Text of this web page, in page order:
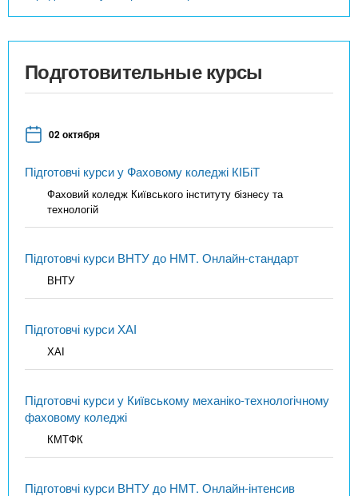
Подготовительные курсы
02 октября
Підготовчі курси у Фаховому коледжі КІБіТ
Фаховий коледж Київського інституту бізнесу та
технологій
Підготовчі курси ВНТУ до НМТ. Онлайн-стандарт
ВНТУ
Підготовчі курси ХАІ
ХАІ
Підготовчі курси у Київському механіко-технологічному
фаховому коледжі
КМТФК
Підготовчі курси ВНТУ до НМТ. Онлайн-інтенсив